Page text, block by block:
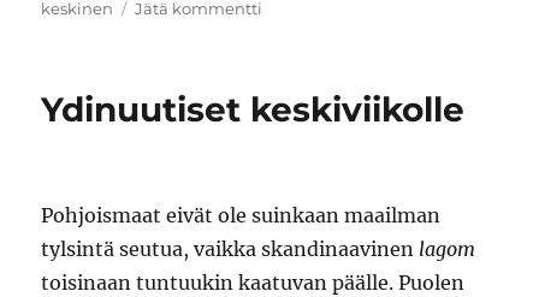
keskinen Jätä kommentti
Ydinuutiset keskiviikolle
Pohjoismaat eivät ole suinkaan maailman
tylsintä seutua, vaikka skandinaavinen lagom
toisinaan tuntuukin kaatuvan päälle. Puolen